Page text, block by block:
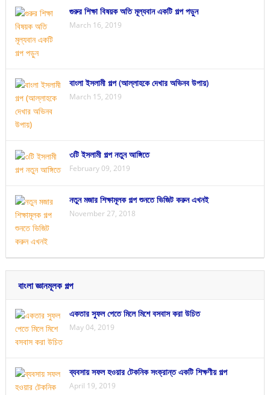
গুরুর শিক্ষা বিষয়ক অতি মূল্যবান একটি গল্প পড়ুন
March 16, 2019
বাংলা ইসলামী গল্প (আল্লাহকে দেখার অভিনব উপায়)
March 15, 2019
৩টি ইসলামী গল্প নতুন আঙ্গিতে
February 09, 2019
নতুন মজার শিক্ষামূলক গল্প শুনতে ভিজিট করুন এখনই
November 27, 2018
বাংলা জ্ঞানমূলক গল্প
একতার সুফল পেতে মিলে মিশে বসবাস করা উচিত
May 04, 2019
ব্যবসায় সফল হওয়ার টেকনিক সংক্রান্ত একটি শিক্ষণীয় গল্প
April 19, 2019